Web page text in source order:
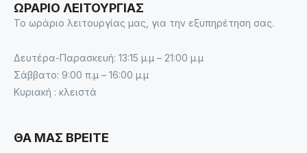
ΩΡΑΡΙΟ ΛΕΙΤΟΥΡΓΙΑΣ
Το ωράριο λειτουργίας μας, για την εξυπηρέτηση σας.
Δευτέρα-Παρασκευή: 13:15 μ.μ – 21:00 μ.μ
Σάββατο: 9:00 π.μ – 16:00 μ.μ
Κυριακή : κλειστά
ΘΑ ΜΑΣ ΒΡΕΙΤΕ